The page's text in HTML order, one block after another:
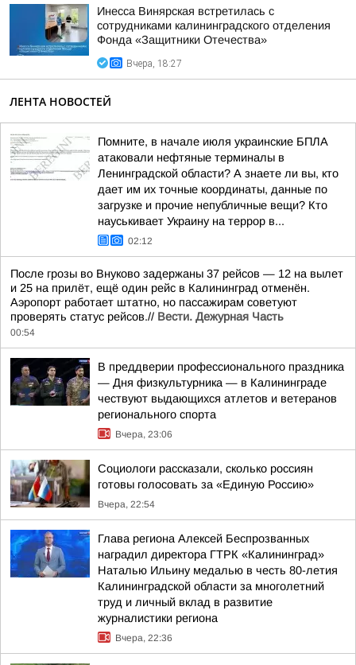
Инесса Винярская встретилась с
сотрудниками калининградского отделения
Фонда «Защитники Отечества»
Вчера, 18:27
ЛЕНТА НОВОСТЕЙ
Помните, в начале июля украинские БПЛА
атаковали нефтяные терминалы в
Ленинградской области? А знаете ли вы, кто
дает им их точные координаты, данные по
загрузке и прочие непубличные вещи? Кто
науськивает Украину на террор в...
02:12
После грозы во Внуково задержаны 37 рейсов — 12 на вылет
и 25 на прилёт, ещё один рейс в Калининград отменён.
Аэропорт работает штатно, но пассажирам советуют
проверять статус рейсов.// Вести. Дежурная Часть
00:54
В преддверии профессионального праздника
— Дня физкультурника — в Калининграде
чествуют выдающихся атлетов и ветеранов
регионального спорта
Вчера, 23:06
Социологи рассказали, сколько россиян
готовы голосовать за «Единую Россию»
Вчера, 22:54
Глава региона Алексей Беспрозванных
наградил директора ГТРК «Калининград»
Наталью Ильину медалью в честь 80-летия
Калининградской области за многолетний
труд и личный вклад в развитие
журналистики региона
Вчера, 22:36